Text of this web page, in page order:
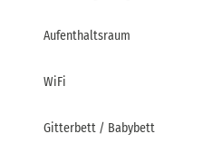
Aufenthaltsraum
WiFi
Gitterbett / Babybett